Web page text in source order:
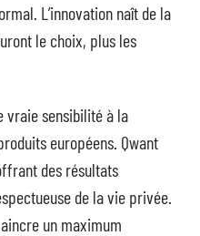
L’innovation naît de la
le choix, plus les
vraie sensibilité à la
européens. Qwant
des résultats
de la vie privée.
un maximum